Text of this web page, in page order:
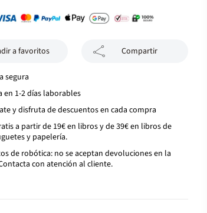
a favoritos Compartir
segura
en 1-2 días laborables
y disfruta de descuentos en cada compra
a partir de 19€ en libros y de 39€ en libros de
y papelería.
de robótica: no se aceptan devoluciones en la
con atención al cliente.